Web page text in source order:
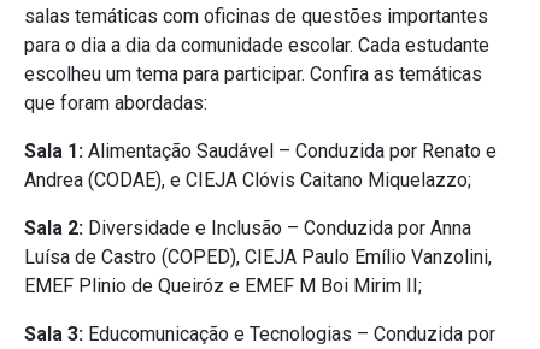
salas temáticas com oficinas de questões importantes
para o dia a dia da comunidade escolar. Cada estudante
escolheu um tema para participar. Confira as temáticas
que foram abordadas:
Sala 1: Alimentação Saudável – Conduzida por Renato e
Andrea (CODAE), e CIEJA Clóvis Caitano Miquelazzo;
Sala 2: Diversidade e Inclusão – Conduzida por Anna
Luísa de Castro (COPED), CIEJA Paulo Emílio Vanzolini,
EMEF Plinio de Queiróz e EMEF M Boi Mirim II;
Sala 3: Educomunicação e Tecnologias – Conduzida por